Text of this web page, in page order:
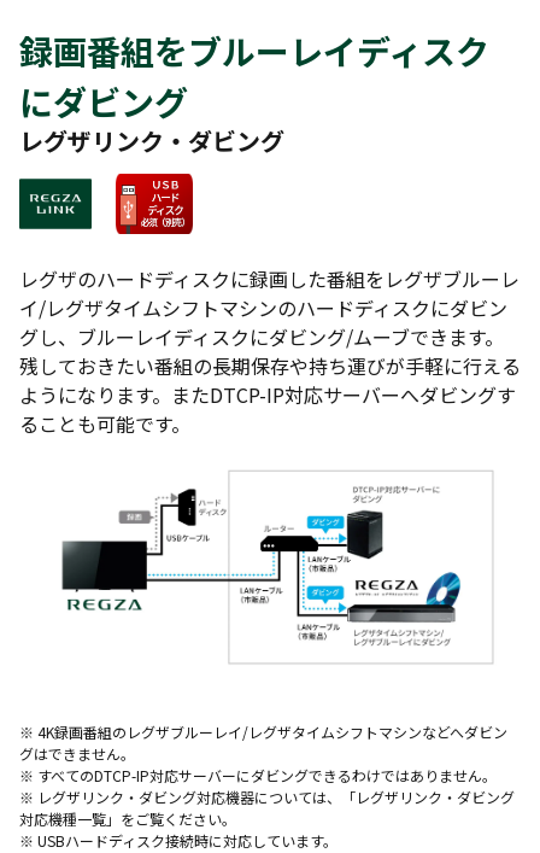
録画番組をブルーレイディスク
にダビング
レグザリンク・ダビング
レグザのハードディスクに録画した番組をレグザブルーレ
イ/レグザタイムシフトマシンのハードディスクにダビン
グし、ブルーレイディスクにダビング/ムーブできます。
残しておきたい番組の長期保存や持ち運びが手軽に行える
ようになります。またDTCP-IP対応サーバーへダビングす
ることも可能です。
※ 4K録画番組のレグザブルーレイ/レグザタイムシフトマシンなどへダビン
グはできません。
※ すべてのDTCP-IP対応サーバーにダビングできるわけではありません。
※ レグザリンク・ダビング対応機器については、「レグザリンク・ダビング
対応機種一覧」をご覧ください。
※ USBハードディスク接続時に対応しています。